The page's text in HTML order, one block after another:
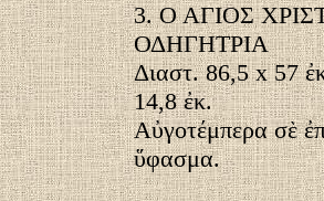
3. Ο ΑΓΙΟΣ
ΟΔΗΓΗΤΡΙΑ
Διαστ. 86,5 x 57
14,8 ἐκ.
Αὐγοτέμπερα σὲ
ὕφασμα.